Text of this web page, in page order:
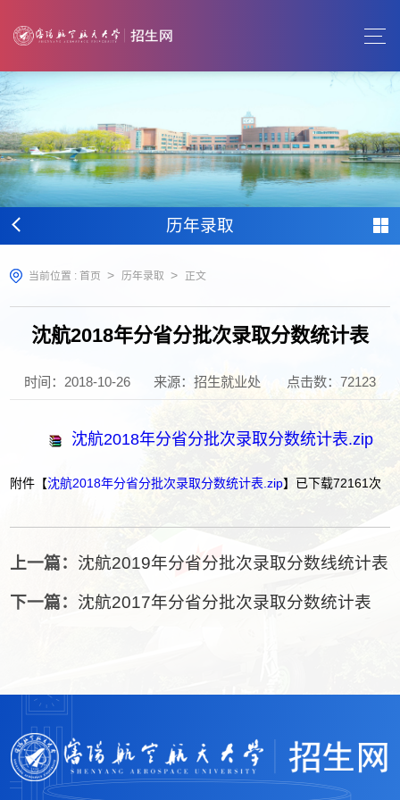
历年录取
当前位置 : 首页 > 历年录取 > 正文
沈航2018年分省分批次录取分数统计表
时间：2018-10-26 来源：招生就业处 点击数： 72123
沈航2018年分省分批次录取分数统计表.zip
附件【沈航2018年分省分批次录取分数统计表.zip】已下载72161次
上一篇： 沈航2019年分省分批次录取分数线统计表
下一篇： 沈航2017年分省分批次录取分数统计表